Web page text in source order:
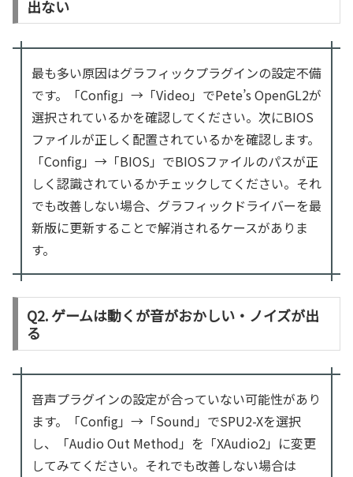
出ない
最も多い原因はグラフィックプラグインの設定不備
です。「Config」→「Video」でPete’s OpenGL2が
選択されているかを確認してください。次にBIOS
ファイルが正しく配置されているかを確認します。
「Config」→「BIOS」でBIOSファイルのパスが正
しく認識されているかチェックしてください。それ
でも改善しない場合、グラフィックドライバーを最
新版に更新することで解消されるケースがありま
す。
Q2. ゲームは動くが音がおかしい・ノイズが出
る
音声プラグインの設定が合っていない可能性があり
ます。「Config」→「Sound」でSPU2-Xを選択
し、「Audio Out Method」を「XAudio2」に変更
してみてください。それでも改善しない場合は